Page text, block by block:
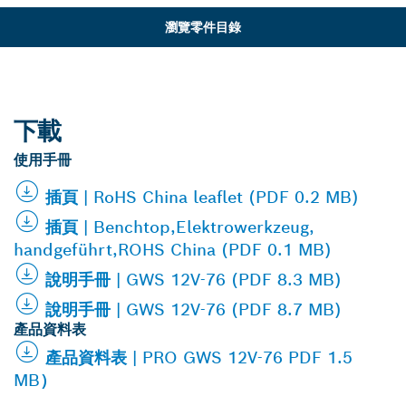
瀏覽零件目錄
下載
使用手冊
插頁 | RoHS China leaflet (PDF 0.2 MB)
插頁 | Benchtop,Elektrowerkzeug,
handgeführt,ROHS China (PDF 0.1 MB)
說明手冊 | GWS 12V-76 (PDF 8.3 MB)
說明手冊 | GWS 12V-76 (PDF 8.7 MB)
產品資料表
產品資料表 | PRO GWS 12V-76 PDF 1.5
MB）